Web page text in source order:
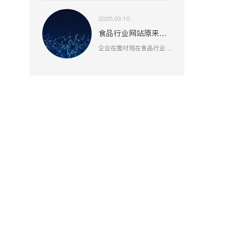
2025.03.10
食品行业网站原来还能这么做
企业在面对现在食品行业的激烈竞争时，就会越来越重视到塑造好线上形象或许是一个突破口。